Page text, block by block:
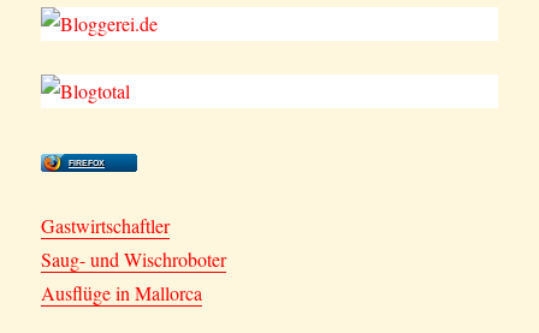
FIREFOX
Gastwirtschaftler
Saug- und Wischroboter
Ausflüge in Mallorca